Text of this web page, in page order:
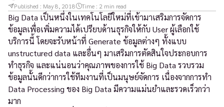
Published : May 8, 2018 Time : 2 min read
Big Data เป็นหนึ่งในเทคโนโลยีใหม่ที่เข้ามาเสริมการจัดการ
ข้อมูลเพื่อเพิ่มความได้เปรียบด้านธุรกิจให้กับ User ผู้เลือกใช้
บริการนี้ โดยจะรับหน้าที่ Generate ข้อมูลต่างๆ ทั้งแบบ
unstructured data และอื่นๆ มาเสริมการตัดสินใจประกอบการ
ทำธุรกิจ และแน่นอนว่าคุณภาพของการใช้ Big Data รวบรวม
ข้อมูลนั้นดีกว่าการใช้ทีมงานที่เป็นมนุษย์จัดการ เนื่องจากการทำ
Data Processing ของ Big Data มีความแม่นยำและรวดเร็วกว่า
มาก